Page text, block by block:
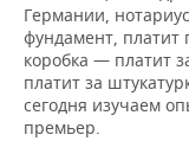
Германии,
фундамент, платит
коробка — платит
платит за
сегодня изучаем
премьер.